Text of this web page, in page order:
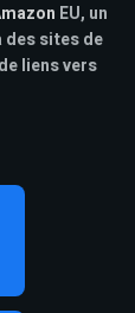
EU, un
des sites de
liens vers